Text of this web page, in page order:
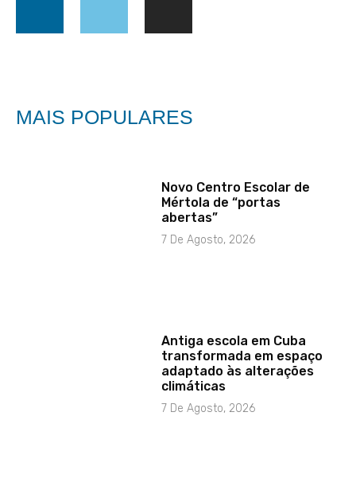
MAIS POPULARES
Novo Centro Escolar de
Mértola de “portas
abertas”
7 De Agosto, 2026
Antiga escola em Cuba
transformada em espaço
adaptado às alterações
climáticas
7 De Agosto, 2026